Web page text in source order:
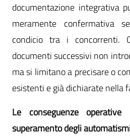
documentazione integrativa
meramente confermativa
condicio tra i concorrenti.
documenti successivi non
ma si limitano a precisare o
esistenti e già dichiarate nella
Le conseguenze
superamento degli